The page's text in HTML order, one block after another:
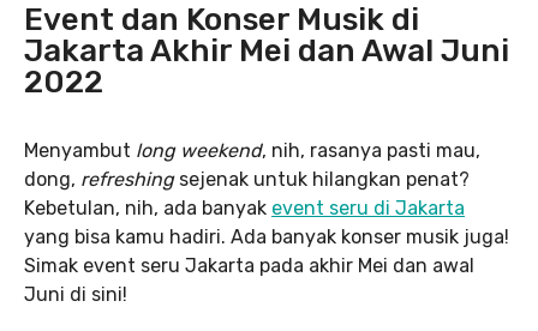
Event dan Konser Musik di
Jakarta Akhir Mei dan Awal Juni
2022
Menyambut long weekend, nih, rasanya pasti mau,
dong, refreshing sejenak untuk hilangkan penat?
Kebetulan, nih, ada banyak event seru di Jakarta
yang bisa kamu hadiri. Ada banyak konser musik juga!
Simak event seru Jakarta pada akhir Mei dan awal
Juni di sini!